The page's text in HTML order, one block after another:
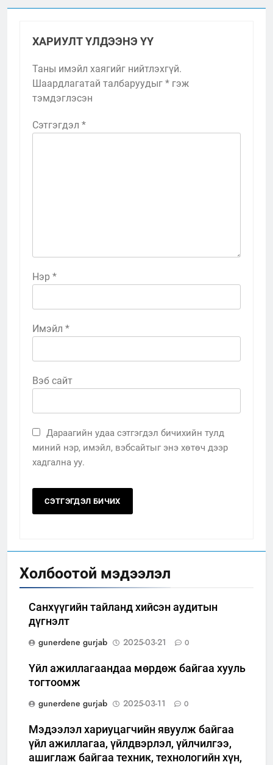
ХАРИУЛТ ҮЛДЭЭНЭ ҮҮ
Таны имэйл хаягийг нийтлэхгүй.
Шаардлагатай талбаруудыг * гэж
тэмдэглэсэн
Сэтгэгдэл *
Нэр *
Имэйл *
Вэб сайт
Дараагийн удаа сэтгэгдэл бичихийн тулд
миний нэр, имэйл, вэбсайтыг энэ хөтөч дээр
хадгална уу.
Холбоотой мэдээлэл
Санхүүгийн тайланд хийсэн аудитын
дүгнэлт
gunerdene gurjab
2025-03-21 0
Үйл ажиллагаандаа мөрдөж байгаа хууль
тогтоомж
gunerdene gurjab
2025-03-11 0
Мэдээлэл хариуцагчийн явуулж байгаа
үйл ажиллагаа, үйлдвэрлэл, үйлчилгээ,
ашиглаж байгаа техник, технологийн хүн,